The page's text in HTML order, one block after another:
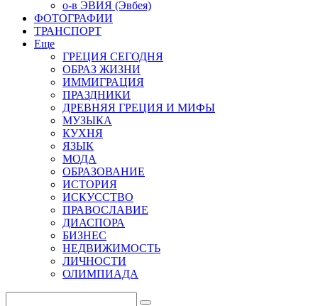
о-в ЭВИЯ (Эвбея)
ФОТОГРАФИИ
ТРАНСПОРТ
Еще
ГРЕЦИЯ СЕГОДНЯ
ОБРАЗ ЖИЗНИ
ИММИГРАЦИЯ
ПРАЗДНИКИ
ДРЕВНЯЯ ГРЕЦИЯ И МИФЫ
МУЗЫКА
КУХНЯ
ЯЗЫК
МОДА
ОБРАЗОВАНИЕ
ИСТОРИЯ
ИСКУССТВО
ПРАВОСЛАВИЕ
ДИАСПОРА
БИЗНЕС
НЕДВИЖИМОСТЬ
ЛИЧНОСТИ
ОЛИМПИАДА